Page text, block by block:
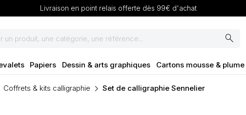
Livraison en point relais offerte dès 99€ d'achat
search
Papiers Dessin & arts graphiques Cartons mousse & plume
Coffrets & kits calligraphie Set de calligraphie Sennelier